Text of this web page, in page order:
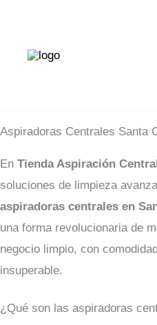
contenido
Aspiradoras Centrales Santa
En Tienda Aspiración
soluciones de limpieza
aspiradoras centrales en
una forma revolucionaria de
negocio limpio, con
insuperable.
¿Qué son las aspiradoras